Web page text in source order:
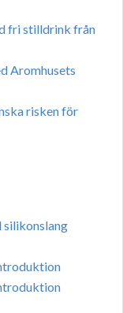
fri stilldrink från
Aromhusets
risken för